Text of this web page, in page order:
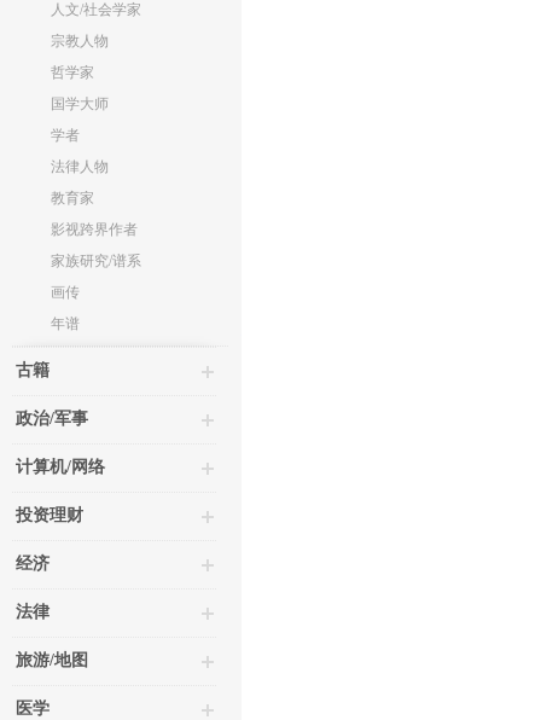
人文/社会学家
宗教人物
哲学家
国学大师
学者
法律人物
教育家
影视跨界作者
家族研究/谱系
画传
年谱
古籍
政治/军事
计算机/网络
投资理财
经济
法律
旅游/地图
医学